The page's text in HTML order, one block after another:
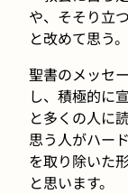
や、そそり立
と改めて思う。
聖書のメッセ
し、積極的に
と多くの人に
思う人がハー
を取り除いた
と思います。